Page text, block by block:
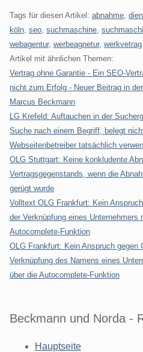
Tags für diesen Artikel: abnahme
köln seo suchmaschine
webagentur, werbeagnetur, werkvetrag
Artikel mit ähnlichen Themen:
Vertrag ohne Garantie - Ein SEO-
nicht zum Erfolg - Neuer Beitrag in
Marcus Beckmann
LG Krefeld: Auftauchen in der
Suche nach einem Begriff, belegt
Webseitenbetreiber tatsächlich
OLG Stuttgart: Keine konkludente
Vertragsgegenstands, wenn die
gerügt wurde
Volltext OLG Frankfurt: Kein
der Verknüpfung eines
Autocomplete-Funktion
OLG Frankfurt: Kein Anspruch gegen
Verknüpfung des Namens eines
über die Autocomplete-Funktion
Beckmann und Norda -
Hauptseite